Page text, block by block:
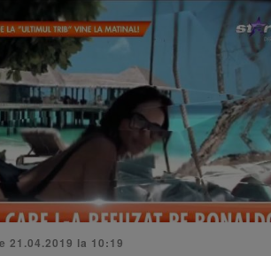
21.04.2019 la 10:19